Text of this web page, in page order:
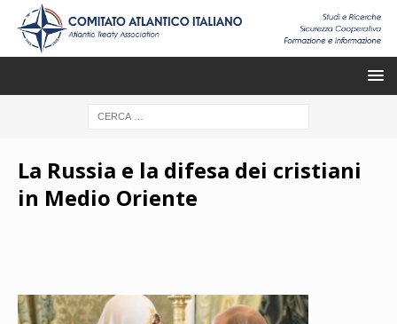
La Russia e la difesa dei cristiani
in Medio Oriente